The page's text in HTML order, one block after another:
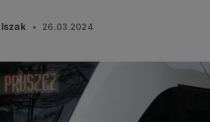
26.03.2024